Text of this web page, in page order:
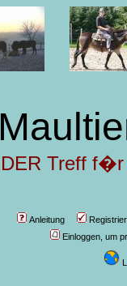
DER Treff f�r
Anleitung
Einloggen, um